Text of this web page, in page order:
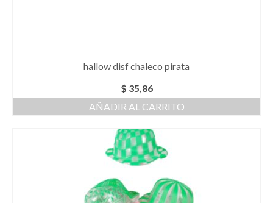
hallow disf chaleco pirata
$ 35,86
AÑADIR AL CARRITO